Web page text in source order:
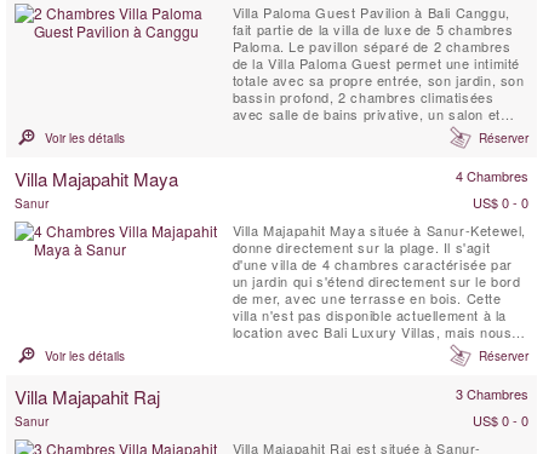
Villa Paloma Guest Pavilion à Bali Canggu,
fait partie de la villa de luxe de 5 chambres
Paloma. Le pavillon séparé de 2 chambres
de la Villa Paloma Guest permet une intimité
totale avec sa propre entrée, son jardin, son
bassin profond, 2 chambres climatisées
avec salle de bains privative, un salon et
une salle à manger ouverts et une
Voir les détails Réserver
Villa Majapahit Maya 4 Chambres
Sanur
US$ 0 - 0
Villa Majapahit Maya située à Sanur-Ketewel,
donne directement sur la plage. Il s'agit
d'une villa de 4 chambres caractérisée par
un jardin qui s'étend directement sur le bord
de mer, avec une terrasse en bois. Cette
villa n'est pas disponible actuellement à la
location avec Bali Luxury Villas, mais nous
proposons une large gamme de villas
recommandées par BLV parmi lesquelles
que vous recherchez et nous vous aiderons
Voir les détails Réserver
Villa Majapahit Raj 3 Chambres
Sanur
US$ 0 - 0
Villa Majapahit Raj est située à Sanur-